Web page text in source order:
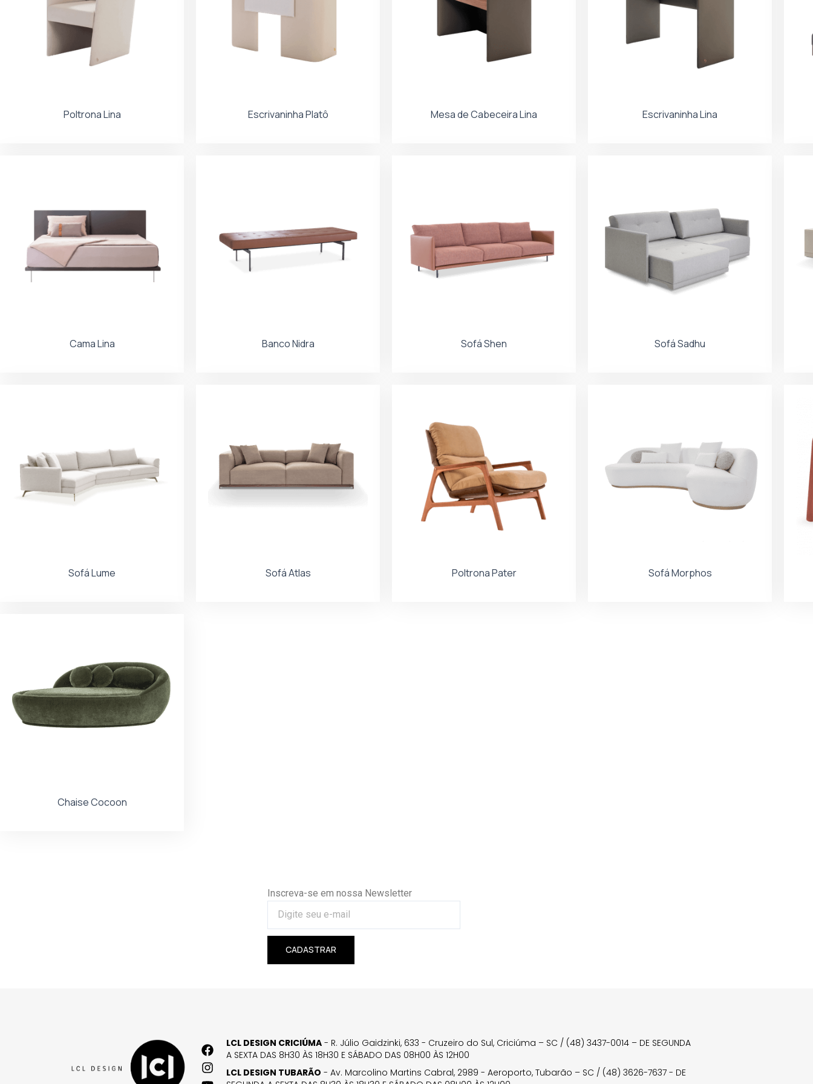
Poltrona Lina Escrivaninha Platô Mesa de Cabeceira Lina Escrivaninha Lina
Cama Lina Banco Nidra Sofá Shen Sofá Sadhu
Sofá Lume Sofá Atlas Poltrona Pater Sofá Morphos
Chaise Cocoon
Inscreva-se em nossa Newsletter
CADASTRAR
LCL DESIGN CRICIÚMA - R. Júlio Gaidzinki, 633 - Cruzeiro do Sul, Criciúma – SC / (48) 3437-0014 – DE SEGUNDA
A SEXTA DAS 8H30 ÀS 18H30 E SÁBADO DAS 08H00 ÀS 12H00
LCL DESIGN TUBARÃO - Av. Marcolino Martins Cabral, 2989 - Aeroporto, Tubarão – SC / (48) 3626-7637 - DE